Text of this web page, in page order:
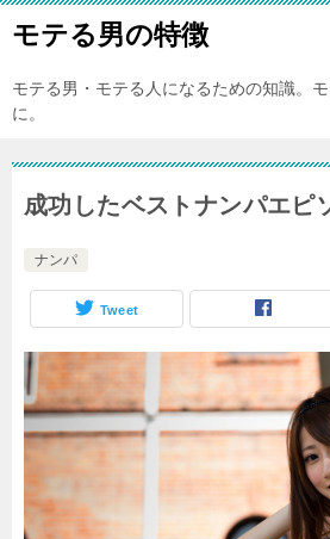
モテる男の特徴
モテる男・モテる人になるための知識。
に。
成功したベストナンパエピ
ナンパ
Tweet